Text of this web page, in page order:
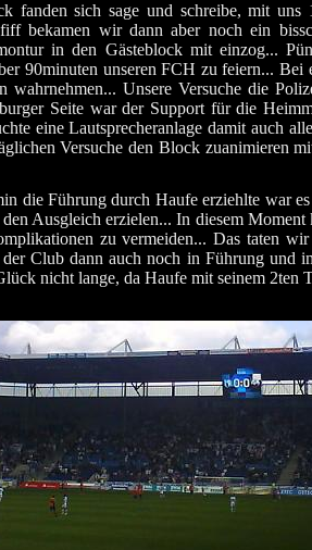
fanden sich sage und schreibe, mit
bekamen wir dann aber noch ein
in den Gästeblock mit einzog...
90minuten unseren FCH zu feiern...
wahrnehmen... Unsere Versuche die
Seite war der Support für die
eine Lautsprecheranlage damit auch
Versuche den Block zuanimieren
die Führung durch Haufe erziehlte war
Ausgleich erzielen... In diesem
zu vermeiden... Das taten
Club dann auch noch in Führung und
nicht lange, da Haufe mit seinem 2ten